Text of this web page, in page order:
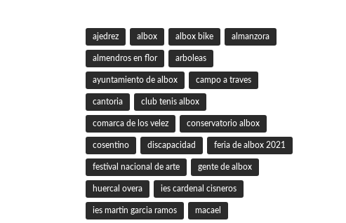
ajedrez albox albox bike almanzora
almendros en flor arboleas
ayuntamiento de albox campo a traves
cantoria club tenis albox
comarca de los velez conservatorio albox
cosentino discapacidad feria de albox 2021
festival nacional de arte gente de albox
huercal overa ies cardenal cisneros
ies martin garcia ramos macael